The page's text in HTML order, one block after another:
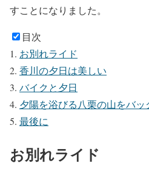
すことになりました。
目次
お別れライド
香川の夕日は美しい
バイクと夕日
夕陽を浴びる八栗の山をバッ
最後に
お別れライド